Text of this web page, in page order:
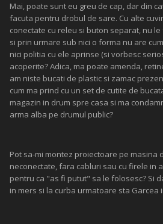
Mai, poate sunt eu greu de cap, dar din
facuta pentru drobul de sare. Cu alte
conectate cu releu si buton separat, nu
si prin urmare sub nici o forma nu are
nici politia cu ele aprinse (si vorbesc
acoperite? Adica, ma poate amenda,
am niste bucati de plastic si zamac
cum ma prind cu un set de cutite de
magazin in drum spre casa si ma
arma alba pe drumul public?
Pot sa-mi montez proiectoare pe masina
neconectate, fara cabluri sau cu firele in
pentru ca "as fi putut" sa le folosesc? Si
in mers si la curba urmatoare sta Garcea